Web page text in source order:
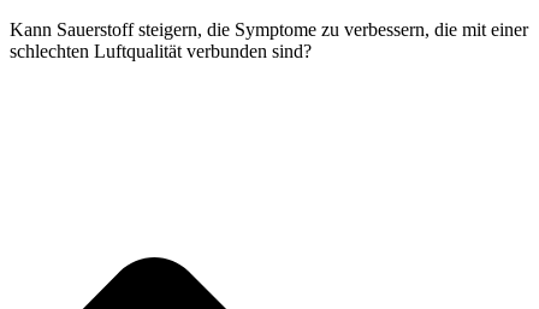
Kann Sauerstoff steigern, die Symptome zu verbessern, die mit einer
schlechten Luftqualität verbunden sind?